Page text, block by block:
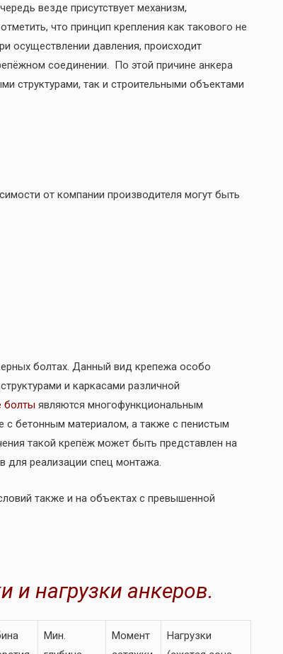
везде присутствует механизм,
что принцип крепления как такового не
осуществлении давления, происходит
соединении. По этой причине анкера
структурами, так и строительными объектами
от компании производителя могут быть
болтах. Данный вид крепежа особо
и каркасами различной
болты являются многофункциональным
с бетонным материалом, а также с пенистым
такой крепёж может быть представлен на
для реализации спец монтажа.
также и на объектах с превышенной
и нагрузки анкеров.
Мин.
Момент
Нагрузки